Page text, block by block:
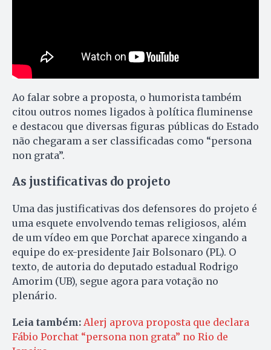
Ao falar sobre a proposta, o humorista também
citou outros nomes ligados à política fluminense
e destacou que diversas figuras públicas do Estado
não chegaram a ser classificadas como “persona
non grata”.
As justificativas do projeto
Uma das justificativas dos defensores do projeto é
uma esquete envolvendo temas religiosos, além
de um vídeo em que Porchat aparece xingando a
equipe do ex-presidente Jair Bolsonaro (PL). O
texto, de autoria do deputado estadual Rodrigo
Amorim (UB), segue agora para votação no
plenário.
Leia também: Alerj aprova proposta que declara
Fábio Porchat “persona non grata” no Rio de